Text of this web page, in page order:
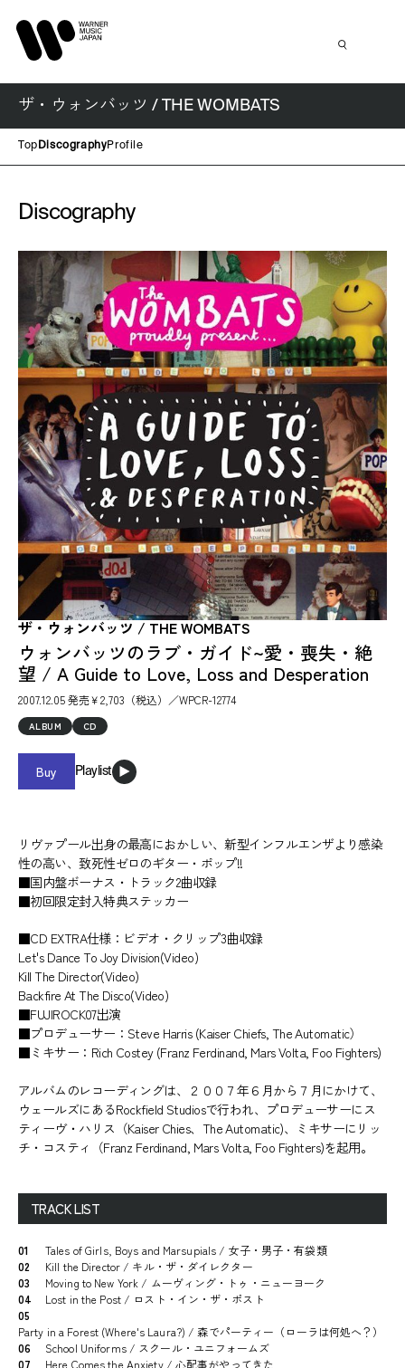
ザ・ウォンバッツ / THE WOMBATS
Top DiscographyProfile
Discography
ザ・ウォンバッツ / THE WOMBATS
ウォンバッツのラブ・ガイド~愛・喪失・絶
望 / A Guide to Love, Loss and Desperation
2007.12.05 発売￥2,703（税込）／WPCR-12774
ALBUM CD
Buy Playlist
リヴァプール出身の最高におかしい、新型インフルエンザより感染
性の高い、致死性ゼロのギター・ポップ!!
■国内盤ボーナス・トラック2曲収録
■初回限定封入特典ステッカー
■CD EXTRA仕様：ビデオ・クリップ3曲収録
Let's Dance To Joy Division(Video)
Kill The Director(Video)
Backfire At The Disco(Video)
■FUJIROCK07出演
■プロデューサー：Steve Harris (Kaiser Chiefs, The Automatic）
■ミキサー：Rich Costey (Franz Ferdinand, Mars Volta, Foo Fighters)
アルバムのレコーディングは、２００７年６月から７月にかけて、
ウェールズにあるRockfield Studiosで行われ、プロデューサーにス
ティーヴ・ハリス（Kaiser Chies、The Automatic)、ミキサーにリッ
チ・コスティ（Franz Ferdinand, Mars Volta, Foo Fighters)を起用。
TRACK LIST
01
Tales of Girls, Boys and Marsupials / 女子・男子・有袋類
02
Kill the Director / キル・ザ・ダイレクター
03
Moving to New York / ムーヴィング・トゥ・ニューヨーク
04
Lost in the Post / ロスト・イン・ザ・ポスト
05
Party in a Forest (Where's Laura?) / 森でパーティー（ローラは何処へ？）
06
School Uniforms / スクール・ユニフォームズ
07
Here Comes the Anxiety / 心配事がやってきた